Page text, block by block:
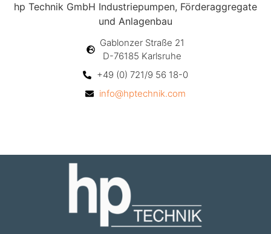
hp Technik GmbH Industriepumpen, Förderaggregate
und Anlagenbau
Gablonzer Straße 21
D-76185 Karlsruhe
+49 (0) 721/9 56 18-0
info@hptechnik.com